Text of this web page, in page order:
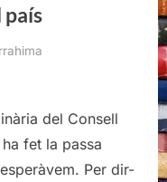
país
del Consell
fet la passa
Per dir-